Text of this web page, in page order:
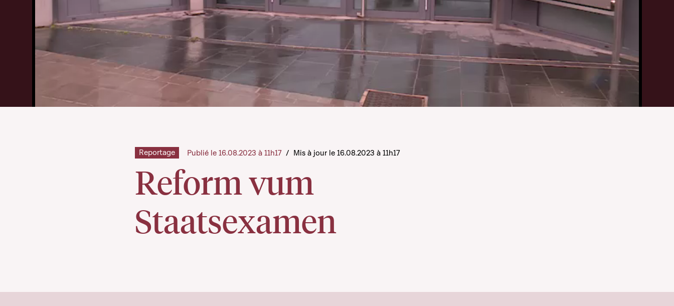
Reform vum
Staatsexamen
Reportage Publié le 16.08.2023 à 11h17 / Mis à jour le 16.08.2023 à 11h17